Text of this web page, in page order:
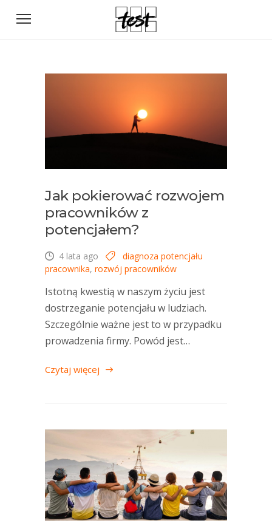
Jak pokierować rozwojem
pracowników z
potencjałem?
4 lata ago
diagnoza potencjału
pracownika, rozwój pracowników
Istotną kwestią w naszym życiu jest
dostrzeganie potencjału w ludziach.
Szczególnie ważne jest to w przypadku
prowadzenia firmy. Powód jest…
Czytaj więcej